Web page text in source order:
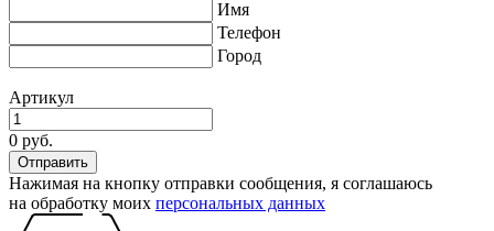
Имя
Телефон
Город
Артикул
0 руб.
Нажимая на кнопку отправки сообщения, я соглашаюсь
на обработку моих персональных данных